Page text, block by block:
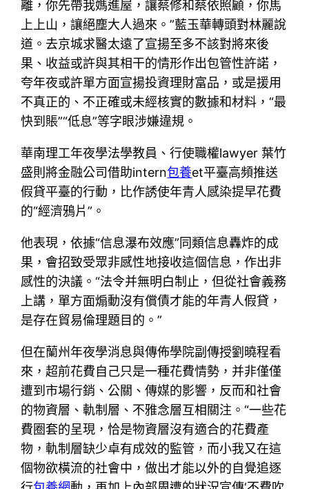
離，你先帶我媽進屋，讓蔡修和蔡依照顧，你馬
上上山，讓絕塵大人過來。”藍玉華轉頭對林麗說
道。去京城求醫太遠了宣揚至多不該對將來後
果、收益或許與其相干的情形作出包管性許諾，
夸年夜或許單方面宣揚投資理財富品，或是援用
不真正的、不正確或未經核實的數據和材料，“最
快到賬”“低息”等字眼涉嫌違規。
華南理工年夜學法學教員、行使職權lawyer 葉竹
盛則將金融公司借助intern包養et平臺高頻推送
假貸平臺的行動，比作誘使年青人感染提早花費
的“經濟鴉片”。
他表現，依據“信息瀑布效應”同類信息轟炸的成
果，會招致受眾非感性地接收這個信息，作出非
感性的決議。“法令并無明白制止，但從社會義務
上講，單方面煽動沒有償債才能的年青人假貸，
是存在貿易倫理題目的。”
但在蘭州年夜學消息與傳佈學院副傳授劉曉程看
來，超前花費自己只是一種花費情勢，并非僅僅
遭到市場行銷、公關、傳媒的影響，反而和社會
的物資層、軌制層、不雅念層互相關注。“一些花
費圈套的呈現，恰是物資層沒有適合的花費產
物，軌制層缺少卓有成效的監管，而小我又在這
個物欲橫流的社會中，做出才能以外的自覺追逐